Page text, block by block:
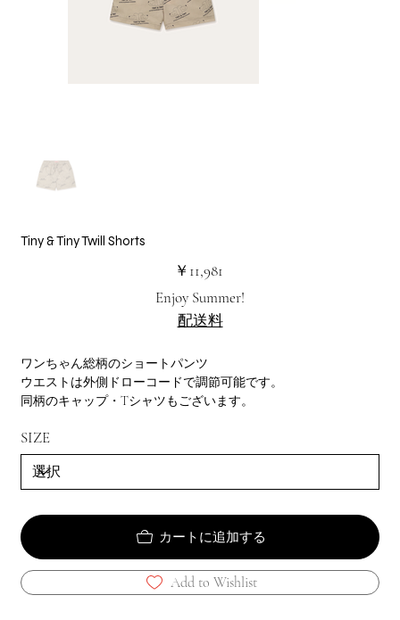
Tiny & Tiny Twill Shorts
価
格
￥11,981
Enjoy Summer!
配送料
ワンちゃん総柄のショートパンツ
ウエストは外側ドローコードで調節可能です。
同柄のキャップ・Tシャツもございます。
SIZE
カートに追加する
Add to Wishlist